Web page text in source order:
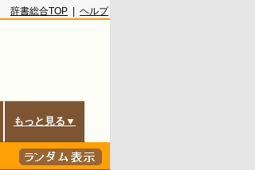
辞書総合TOP ヘルプ
もっと見る▼